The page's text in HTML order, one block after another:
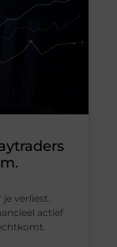
verliest.
actief